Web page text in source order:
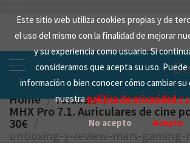
Este sitio web utiliza cookies propias y de
el uso del mismo con la finalidad de mejorar
y su experiencia como usuario. Si
consideramos que acepta su uso.
información o bien conocer cómo cambiar
nuestrapolítica de privacidad y
No acepto Acepto
content
Home Analisis
MHX Pro 7.1. Auriculares de cine
30€
unboxing-y-review-mars-gaming-